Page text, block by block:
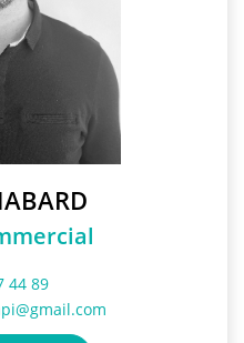
44 89